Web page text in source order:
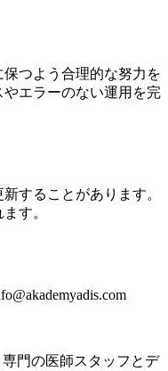
つよう合理的な努力を
エラーのない運用を完
することがあります。
す。
専門の医師スタッフとデ